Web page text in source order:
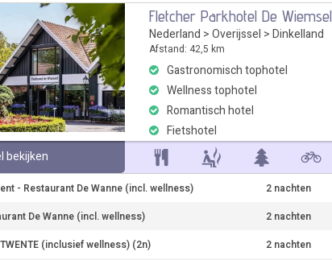
Fletcher Parkhotel De Wiemsel
Nederland > Overijssel > Dinkelland
Afstand: 42,5 km
Gastronomisch tophotel
Wellness tophotel
Romantisch hotel
Fietshotel
bekijken
- Restaurant De Wanne (incl. wellness) 2 nachten
De Wanne (incl. wellness)
2 nachten
(inclusief wellness) (2n)
2 nachten